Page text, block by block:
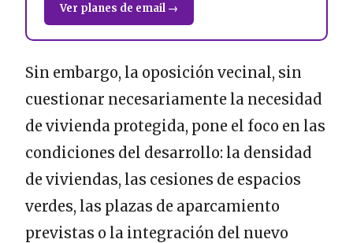
Ver planes de email →
Sin embargo, la oposición vecinal, sin
cuestionar necesariamente la necesidad
de vivienda protegida, pone el foco en las
condiciones del desarrollo: la densidad
de viviendas, las cesiones de espacios
verdes, las plazas de aparcamiento
previstas o la integración del nuevo